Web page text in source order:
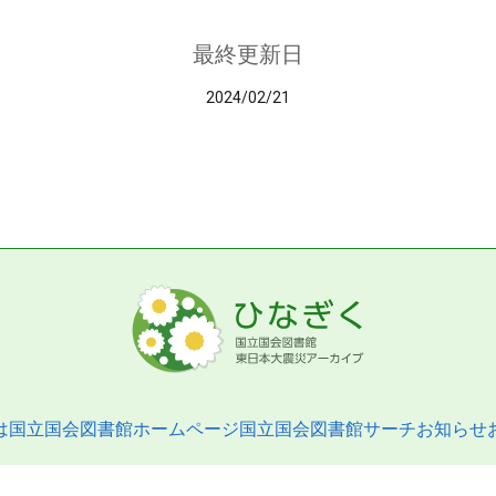
最終更新日
2024/02/21
国立国会図書館ホームページ国立国会図書館サーチお知らせ